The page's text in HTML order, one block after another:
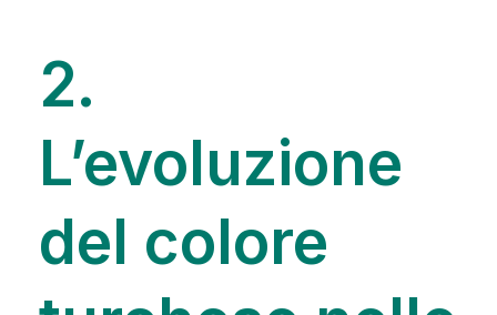
2.
L’evoluzione
del colore